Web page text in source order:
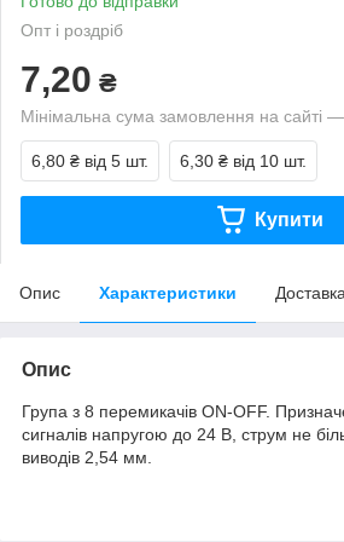
Опт і роздріб
7,20 ₴
Мінімальна сума замовлення на сайті
6,80 ₴ від 5 шт. 6,30 ₴ від 10 шт.
Купити
Опис Характеристики Доставка
Опис
Група з 8 перемикачів ON-OFF.
сигналів напругою до 24 В, струм не
виводів 2,54 мм.